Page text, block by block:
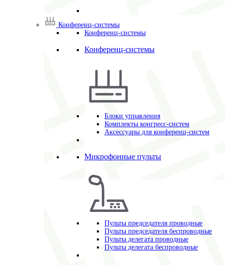
Конференц-системы
Конференц-системы
Конференц-системы
Блоки управления
Комплекты конгресс-систем
Аксессуары для конференц-систем
Микрофонные пульты
Пульты председателя проводные
Пульты председателя беспроводные
Пульты делегата проводные
Пульты делегата беспроводные